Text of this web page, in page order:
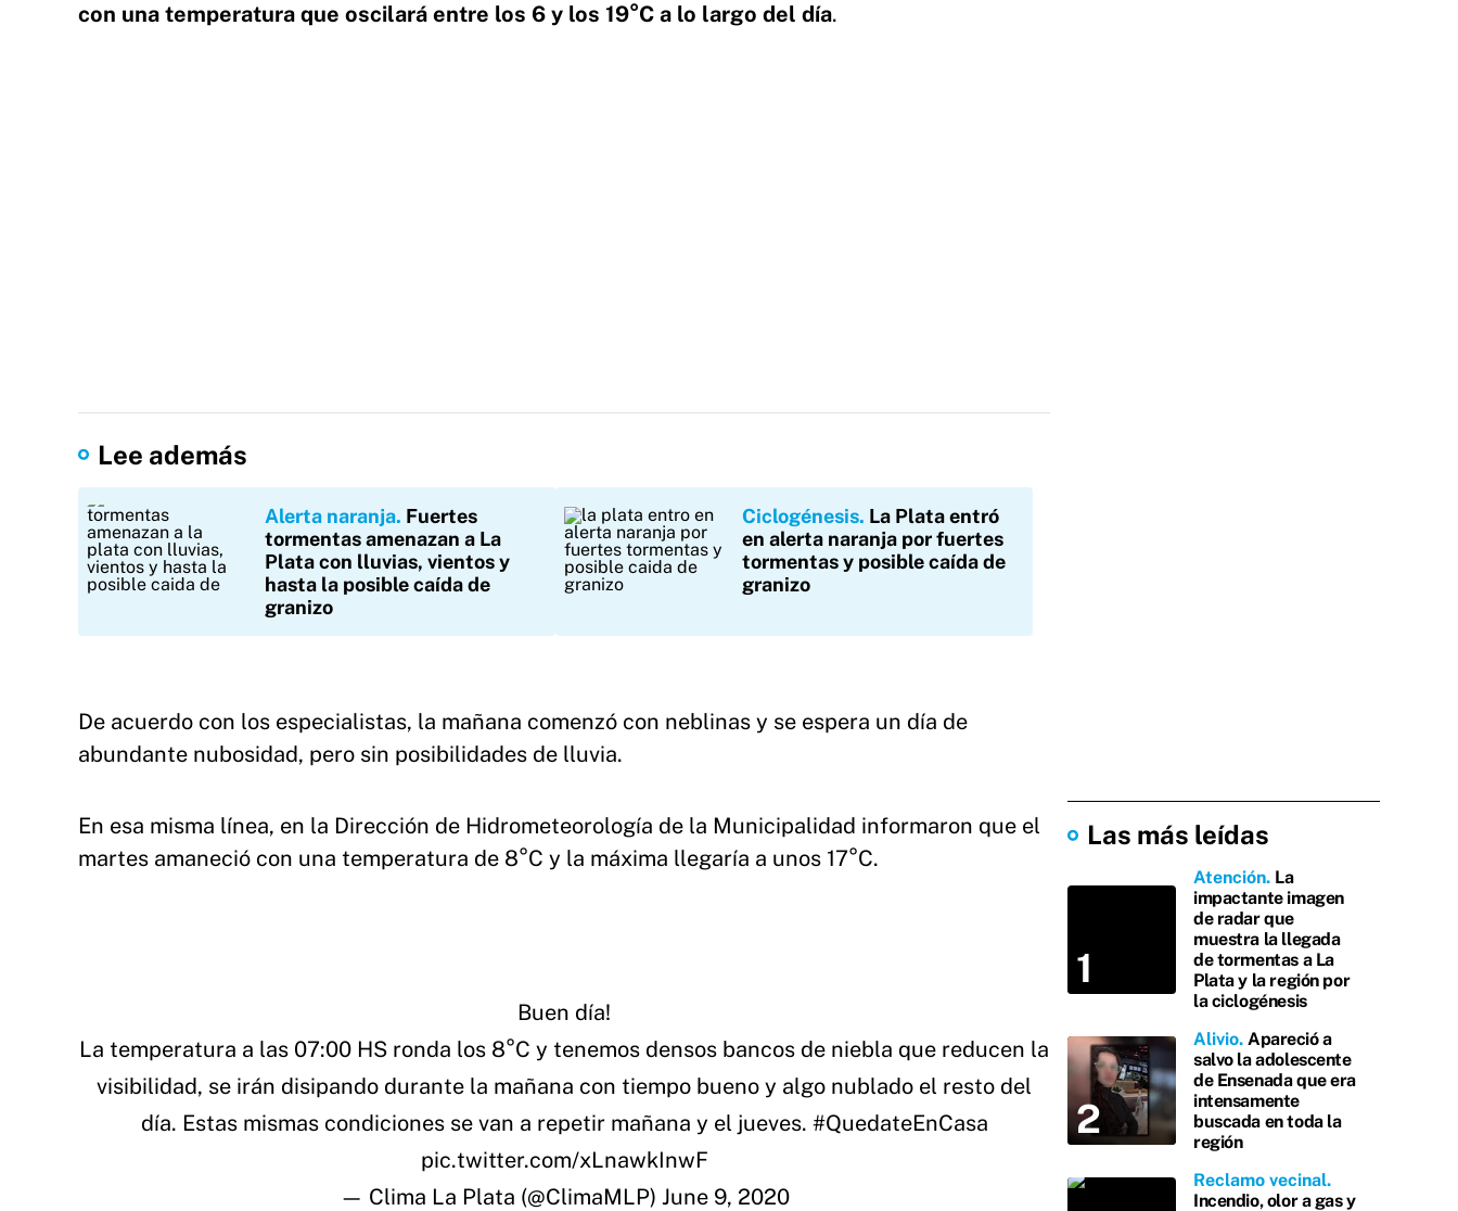
con una temperatura que oscilará entre los 6 y los 19°C a lo largo del día.
Lee además
Alerta naranja Fuertes
tormentas amenazan a La
Plata con lluvias, vientos y
hasta la posible caída de
granizo
Ciclogénesis La Plata entró
en alerta naranja por fuertes
tormentas y posible caída de
granizo
De acuerdo con los especialistas, la mañana comenzó con neblinas y se espera un día de
abundante nubosidad, pero sin posibilidades de lluvia.
En esa misma línea, en la Dirección de Hidrometeorología de la Municipalidad informaron que el
martes amaneció con una temperatura de 8°C y la máxima llegaría a unos 17°C.
Buen día!
La temperatura a las 07:00 HS ronda los 8°C y tenemos densos bancos de niebla que reducen la
visibilidad, se irán disipando durante la mañana con tiempo bueno y algo nublado el resto del
día. Estas mismas condiciones se van a repetir mañana y el jueves. #QuedateEnCasa
pic.twitter.com/xLnawkInwF
— Clima La Plata (@ClimaMLP) June 9, 2020
Las más leídas
Atención La
impactante imagen
de radar que
muestra la llegada
de tormentas a La
Plata y la región por
la ciclogénesis
Alivio Apareció a
salvo la adolescente
de Ensenada que era
intensamente
buscada en toda la
región
Reclamo vecinal
Incendio, olor a gas y